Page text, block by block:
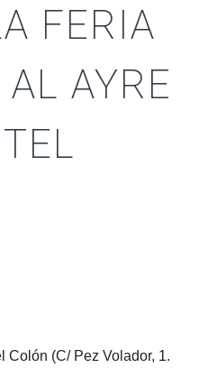
FERIA
AYRE
Colón (C/ Pez Volador, 1.